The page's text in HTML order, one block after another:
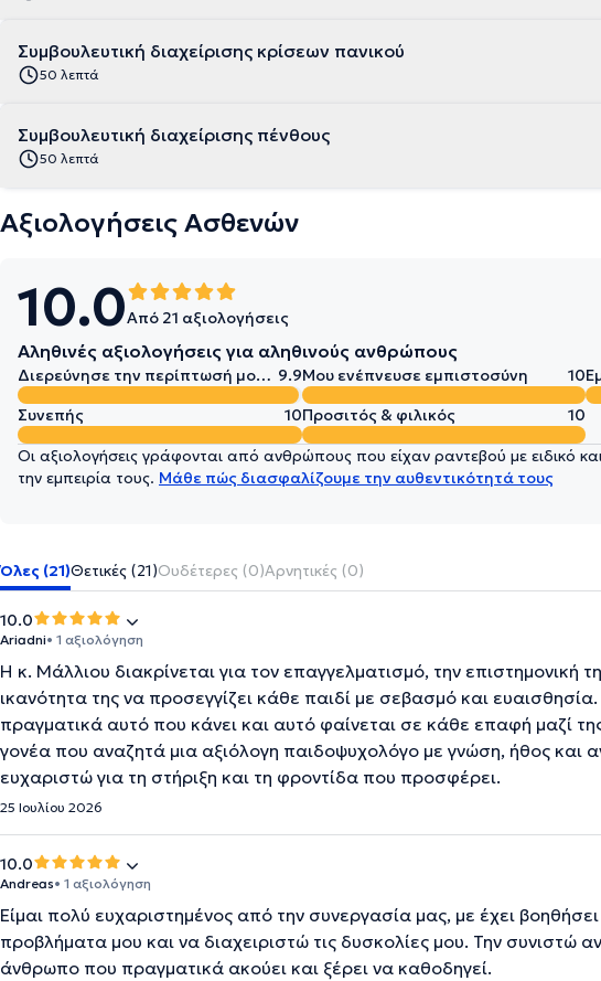
Συμβουλευτική διαχείρισης κρίσεων πανικού
50 λεπτά
Συμβουλευτική διαχείρισης πένθους
50 λεπτά
Αξιολογήσεις Ασθενών
10.0Από 21 αξιολογήσεις
Αληθινές αξιολογήσεις για αληθινούς ανθρώπους
Διερεύνησε την περίπτωσή μου σε βάθος 9.9Μου ενέπνευσε εμπιστοσύνη 10
Συνεπής
10Προσιτός & φιλικός 10
Οι αξιολογήσεις γράφονται από ανθρώπους που είχαν ραντεβού με ειδικό
την εμπειρία τους. Μάθε πώς διασφαλίζουμε την αυθεντικότητά τους
Όλες (21)Θετικές (21)Ουδέτερες (0)Αρνητικές (0)
10.0
Ariadni• 1 αξιολόγηση
Η κ. Μάλλιου διακρίνεται για τον επαγγελματισμό, την επιστημονική
ικανότητα της να προσεγγίζει κάθε παιδί με σεβασμό και
πραγματικά αυτό που κάνει και αυτό φαίνεται σε κάθε επαφή μαζί
γονέα που αναζητά μια αξιόλογη παιδοψυχολόγο με γνώση, ήθος και
ευχαριστώ για τη στήριξη και τη φροντίδα που προσφέρει.
25 Ιουλίου 2026
10.0
Andreas• 1 αξιολόγηση
Είμαι πολύ ευχαριστημένος από την συνεργασία μας, με έχει
προβλήματα μου και να διαχειριστώ τις δυσκολίες μου. Την συνιστώ
άνθρωπο που πραγματικά ακούει και ξέρει να καθοδηγεί.